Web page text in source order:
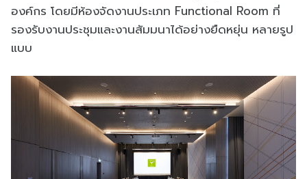
องค์กร โดยมีห้องจัดงานประเภท Functional Room ที่
รองรับงานประชุมและงานสัมมนาได้อย่างยืดหยุ่น หลายรูป
แบบ